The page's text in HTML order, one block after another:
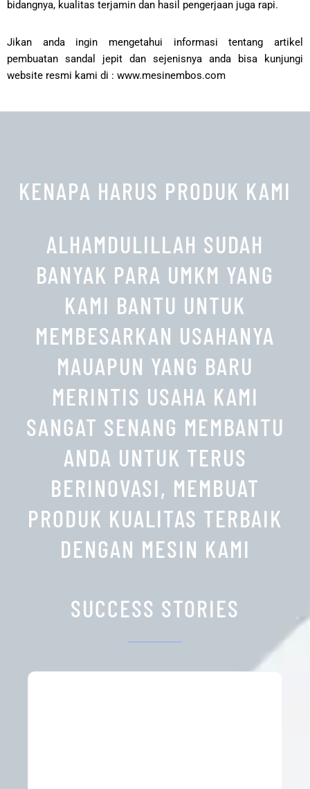
bidangnya, kualitas terjamin dan hasil pengerjaan juga rapi.
Jikan anda ingin mengetahui informasi tentang artikel
pembuatan sandal jepit dan sejenisnya anda bisa kunjungi
website resmi kami di : www.mesinembos.com
KENAPA HARUS PRODUK KAMI
ALHAMDULILLAH SUDAH
BANYAK PARA UMKM YANG
KAMI BANTU UNTUK
MEMBESARKAN USAHANYA
MAUAPUN YANG BARU
MERINTIS USAHA KAMI
SANGAT SENANG MEMBANTU
ANDA UNTUK TERUS
BERINOVASI, MEMBUAT
PRODUK KUALITAS TERBAIK
DENGAN MESIN KAMI
SUCCESS STORIES